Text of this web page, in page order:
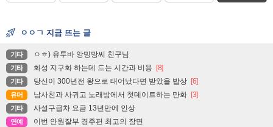
ㅇㅇㄱ 지금 뜨는 글
기타 ㅇㅎ) 유투바 앙밍망씨 친구님
기타 화성 지구화 하는데 드는 시간과 비용 [8]
기타 당신이 300년전 왕으로 태어났다면 받았을 밥상 [6]
유머 남사친과 사귀고 노래방에서 첫데이트하는 만화 [3]
기타 사설구급차 요금 13년만에 인상
연예 이번 안원잘부 경주편 최고의 장면